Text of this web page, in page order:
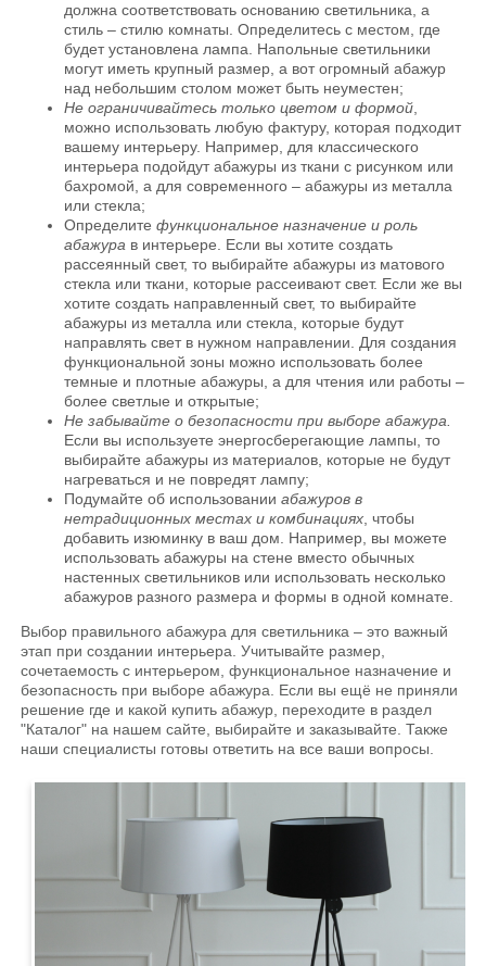
должна соответствовать основанию светильника, а
стиль – стилю комнаты. Определитесь с местом, где
будет установлена лампа. Напольные светильники
могут иметь крупный размер, а вот огромный абажур
над небольшим столом может быть неуместен;
Не ограничивайтесь только цветом и формой
можно использовать любую фактуру, которая подходит
вашему интерьеру. Например, для классического
интерьера подойдут абажуры из ткани с рисунком или
бахромой, а для современного – абажуры из металла
или стекла;
Определите функциональное назначение и роль
абажура в интерьере. Если вы хотите создать
рассеянный свет, то выбирайте абажуры из матового
стекла или ткани, которые рассеивают свет. Если же вы
хотите создать направленный свет, то выбирайте
абажуры из металла или стекла, которые будут
направлять свет в нужном направлении. Для создания
функциональной зоны можно использовать более
темные и плотные абажуры, а для чтения или работы –
более светлые и открытые;
Не забывайте о безопасности при выборе абажура.
Если вы используете энергосберегающие лампы, то
выбирайте абажуры из материалов, которые не будут
нагреваться и не повредят лампу;
Подумайте об использовании абажуров в
нетрадиционных местах и комбинациях , чтобы
добавить изюминку в ваш дом. Например, вы можете
использовать абажуры на стене вместо обычных
настенных светильников или использовать несколько
абажуров разного размера и формы в одной комнате.
Выбор правильного абажура для светильника – это важный
этап при создании интерьера. Учитывайте размер,
сочетаемость с интерьером, функциональное назначение и
безопасность при выборе абажура. Если вы ещё не приняли
решение где и какой купить абажур, переходите в раздел
"Каталог" на нашем сайте, выбирайте и заказывайте. Также
наши специалисты готовы ответить на все ваши вопросы.